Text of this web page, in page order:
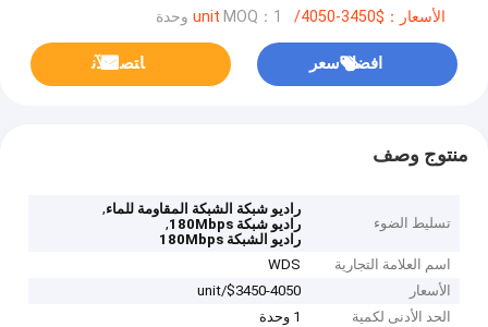
الأسعار：$3450-4050/unit MOQ：1 وحدة
افضل سعر ﺎﺘﺼﻟ ﺍﻶﻧ
منتوج وصف
تسليط الضوء
راديو شبكة الشبكة المقاومة للماء,
راديو شبكة 180Mbps
,
راديو الشبكة 180Mbps
اسم العلامة التجارية
WDS
الأسعار
$3450-4050/unit
الحد الأدنى لكمية
1 وحدة